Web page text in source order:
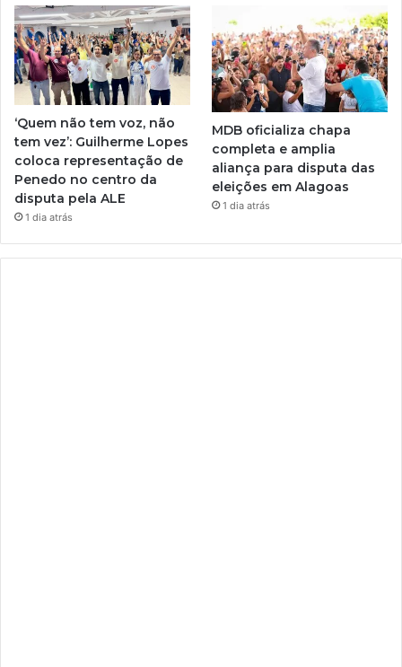
‘Quem não tem voz, não
tem vez’: Guilherme Lopes
coloca representação de
Penedo no centro da
disputa pela ALE
1 dia atrás
MDB oficializa chapa
completa e amplia
aliança para disputa das
eleições em Alagoas
1 dia atrás